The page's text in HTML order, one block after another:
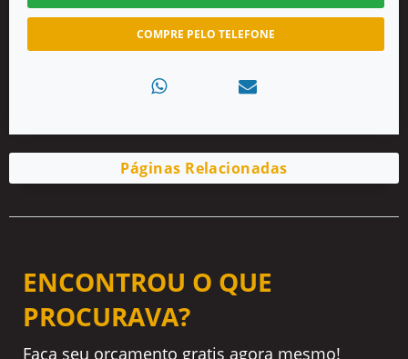
COMPRE PELO TELEFONE
Páginas Relacionadas
ENCONTROU O QUE
PROCURAVA?
Faça seu orçamento gratis agora mesmo!